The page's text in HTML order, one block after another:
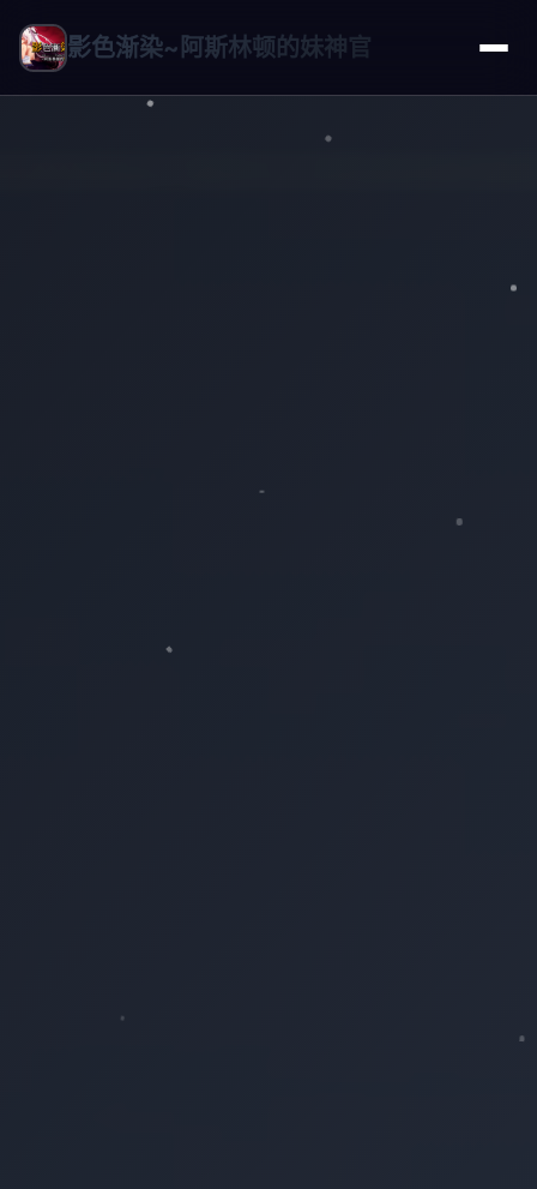
影色渐染~阿斯林顿的妹神官